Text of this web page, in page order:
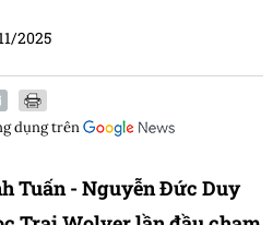
2025
dụngtrên
Tuấn - Nguyễn Đức Duy